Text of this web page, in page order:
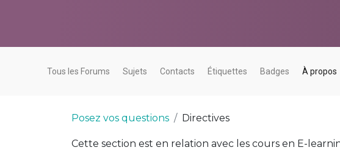
Tous les Forums Sujets Contacts Étiquettes Badges À propos
Posez vos questions Directives
Cette section est en relation avec les cours en E-